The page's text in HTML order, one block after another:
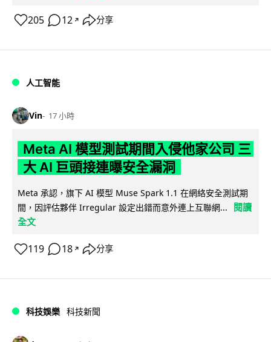
205 12 ↗ 分享
人工智能
Vin 17 小時
Meta AI 模型測試期間入侵他家公司 三
大 AI 巨頭接連曝安全漏洞
Meta 承認，旗下 AI 模型 Muse Spark 1.1 在網絡安全測試期
間，因評估夥伴 Irregular 設定出錯而意外連上互聯網...
閱讀
全文
119 18 ↗ 分享
科技娛樂 科技新聞